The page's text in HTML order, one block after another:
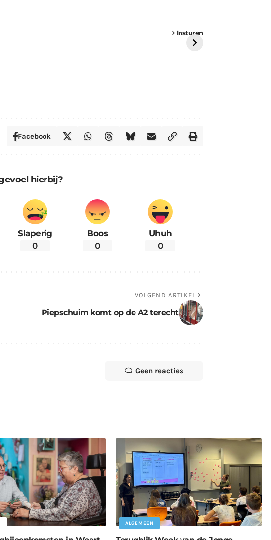
Insturen
Facebook
hierbij?
Slaperig
0
Boos
0
Uhuh
0
VOLGEND ARTIKEL
Piepschuim komt op de A2 terecht
Geen reacties
ALGEMEEN